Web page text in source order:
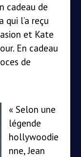
cadeau de
qui l’a reçu
et Kate
En cadeau
de
« Selon une
légende
hollywoodie
nne, Jean